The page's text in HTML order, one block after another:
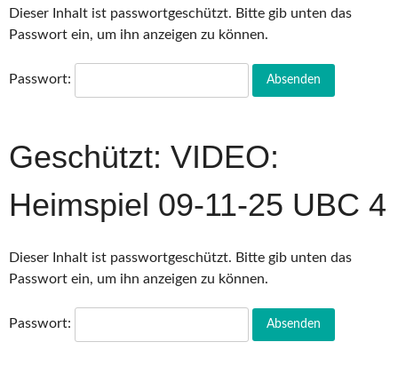
Dieser Inhalt ist passwortgeschützt. Bitte gib unten das
Passwort ein, um ihn anzeigen zu können.
Passwort:
Geschützt: VIDEO:
Heimspiel 09-11-25 UBC 4
Dieser Inhalt ist passwortgeschützt. Bitte gib unten das
Passwort ein, um ihn anzeigen zu können.
Passwort: